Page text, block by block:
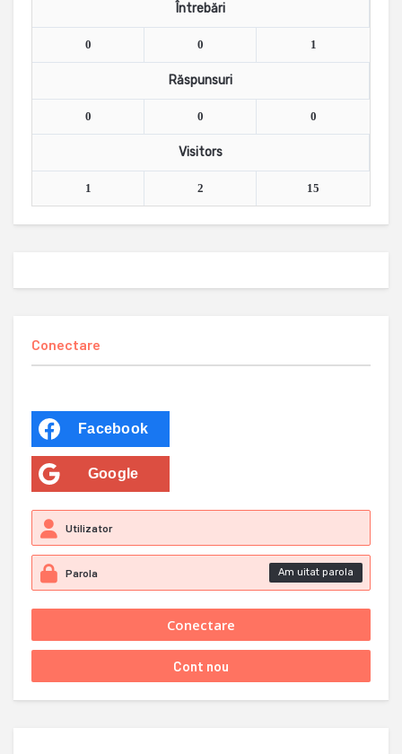
Întrebări
0 0 1
Răspunsuri
0 0 0
Visitors
1 2 15
Conectare
Facebook
Google
Am uitat parola